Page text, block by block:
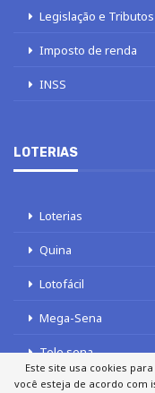
Legislação e Tributos
Imposto de renda
INSS
LOTERIAS
Loterias
Quina
Lotofácil
Mega-Sena
Tele sena
Este site usa cookies
você esteja de acordo com